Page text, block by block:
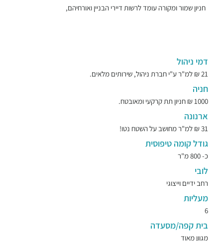
חניון שמור ומקורה עומד לרשות דיירי הבניין ואורחיהם,
דמי ניהול
21 ₪ למ"ר ע"י חברת ניהול, שירותים מלאים.
חניה
1000 ₪ חניון תת קרקעי ומאובטח.
ארנונה
31 ₪ למ"ר מחושב על השטח נטו!
גודל קומה טיפוסית
כ- 800 מ"ר
לובי
רחב ידיים וייצוגי
מעליות
6
בית קפה/מסעדה
מגוון מאוד